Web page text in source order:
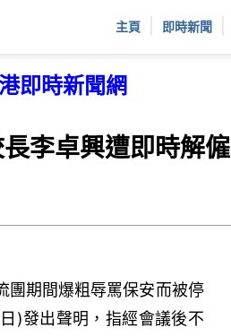
主頁 即時新聞
即時新聞網
李卓興遭即時解僱
團期間爆粗辱罵保安而被停
)發出聲明，指經會議後不